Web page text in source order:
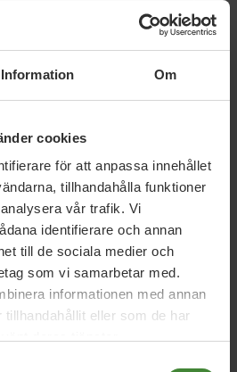
Information Om
cookies
för att anpassa innehållet
tillhandahålla funktioner
vår trafik. Vi
identifierare och annan
till de sociala medier och
som vi samarbetar med.
informationen med annan
eller som de har
i region och